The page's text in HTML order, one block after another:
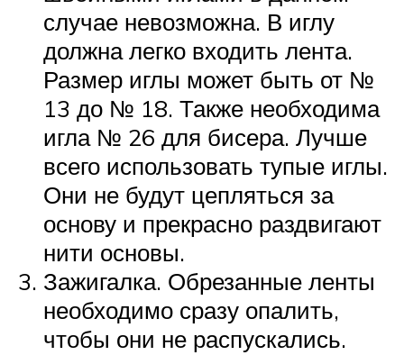
случае невозможна. В иглу
должна легко входить лента.
Размер иглы может быть от №
13 до № 18. Также необходима
игла № 26 для бисера. Лучше
всего использовать тупые иглы.
Они не будут цепляться за
основу и прекрасно раздвигают
нити основы.
Зажигалка. Обрезанные ленты
необходимо сразу опалить,
чтобы они не распускались.